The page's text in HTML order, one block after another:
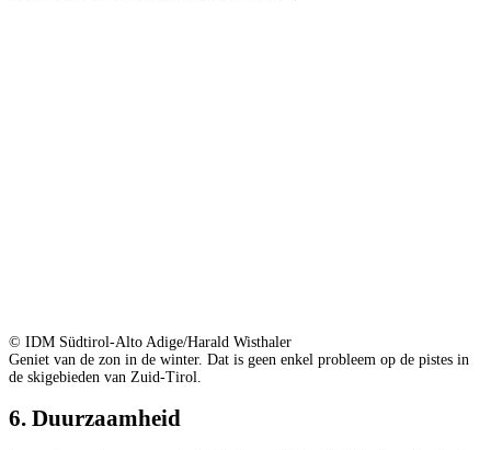
© IDM Südtirol-Alto Adige/Harald Wisthaler
Geniet van de zon in de winter. Dat is geen enkel probleem op de pistes in
de skigebieden van Zuid-Tirol.
6. Duurzaamheid